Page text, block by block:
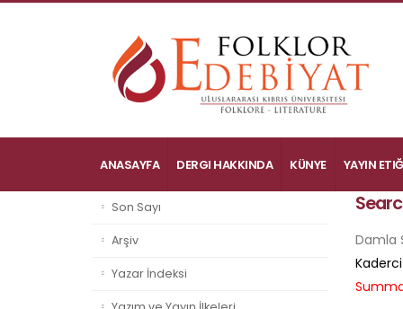
ANASAYFA DERGI HAKKINDA KÜNYE YAYIN
Son Sayı
Arşiv
Yazar İndeksi
Damla